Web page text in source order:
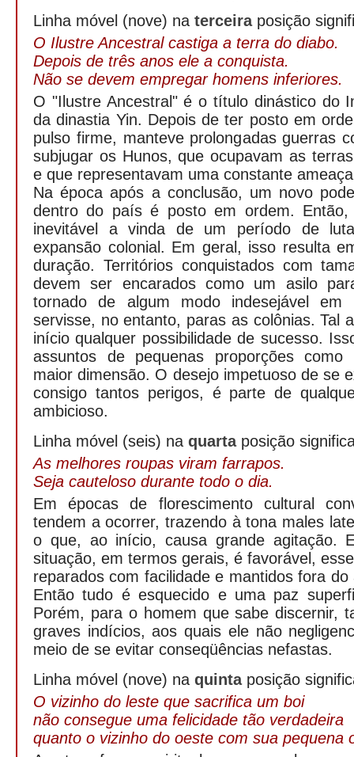
Linha móvel (nove) na terceiraposição
O Ilustre Ancestral castiga a terra do diabo.
Depois de três anos ele a conquista.
Não se devem empregar homens inferiores.
O "Ilustre Ancestral" é o título dinástico do
da dinastia Yin. Depois de ter posto em
pulso firme, manteve prolongadas guerras
subjugar os Hunos, que ocupavam as
e que representavam uma constante
Na época após a conclusão, um novo
dentro do país é posto em ordem.
inevitável a vinda de um período de
expansão colonial. Em geral, isso resulta
duração. Territórios conquistados com
devem ser encarados como um asilo
tornado de algum modo indesejável em
servisse, no entanto, paras as colônias. Tal
início qualquer possibilidade de sucesso.
assuntos de pequenas proporções
maior dimensão. O desejo impetuoso de se
consigo tantos perigos, é parte de
ambicioso.
Linha móvel (seis) na quartaposição
As melhores roupas viram farrapos.
Seja cauteloso durante todo o dia.
Em épocas de florescimento cultural
tendem a ocorrer, trazendo à tona males
o que, ao início, causa grande agitação.
situação, em termos gerais, é favorável,
reparados com facilidade e mantidos fora do
Então tudo é esquecido e uma paz
Porém, para o homem que sabe discernir,
graves indícios, aos quais ele não
meio de se evitar conseqüências nefastas.
Linha móvel (nove) na quintaposição
O vizinho do leste que sacrifica um boi
não consegue uma felicidade tão verdadeira
quanto o vizinho do oeste com sua pequena